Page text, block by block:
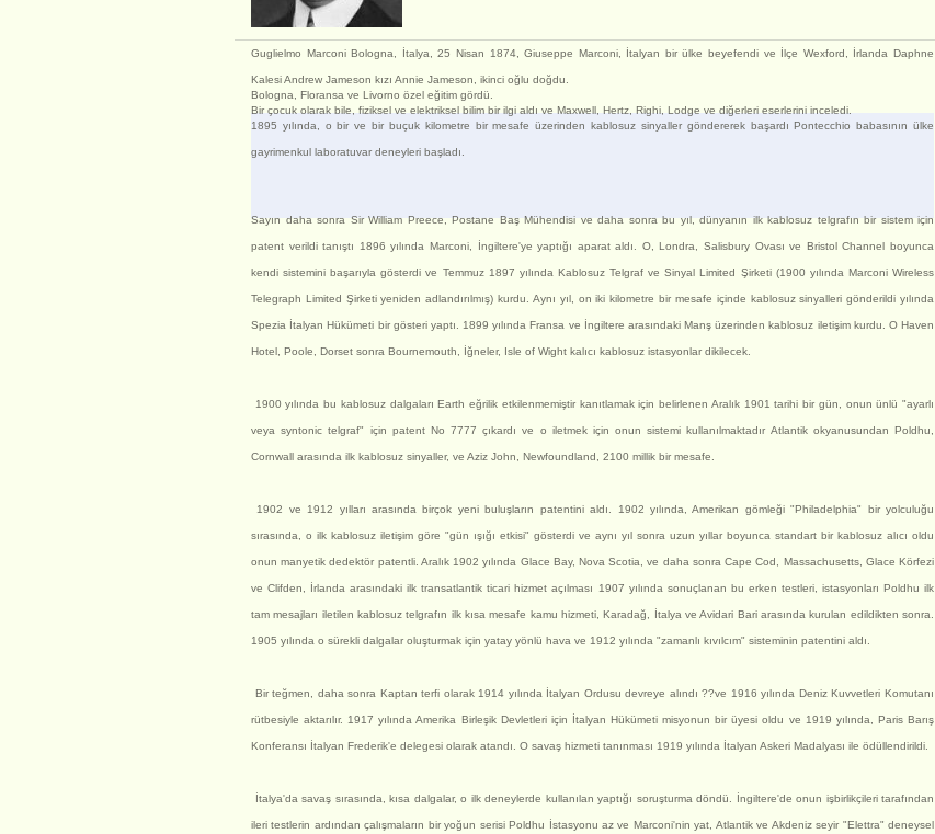
Guglielmo Marconi Bologna, İtalya, 25 Nisan 1874, Giuseppe Marconi, İtalyan bir ülke beyefendi ve İlçe Wexford, İrlanda Daphne
Kalesi Andrew Jameson kızı Annie Jameson, ikinci oğlu doğdu.
Bologna, Floransa ve Livorno özel eğitim gördü.
Bir çocuk olarak bile, fiziksel ve elektriksel bilim bir ilgi aldı ve Maxwell, Hertz, Righi, Lodge ve diğerleri eserlerini inceledi.
1895 yılında, o bir ve bir buçuk kilometre bir mesafe üzerinden kablosuz sinyaller göndererek başardı Pontecchio babasının ülke
gayrimenkul laboratuvar deneyleri başladı.
Sayın daha sonra Sir William Preece, Postane Baş Mühendisi ve daha sonra bu yıl, dünyanın ilk kablosuz telgrafın bir sistem için
patent verildi tanıştı 1896 yılında Marconi, İngiltere'ye yaptığı aparat aldı. O, Londra, Salisbury Ovası ve Bristol Channel boyunca
kendi sistemini başarıyla gösterdi ve Temmuz 1897 yılında Kablosuz Telgraf ve Sinyal Limited Şirketi (1900 yılında Marconi Wireless
Telegraph Limited Şirketi yeniden adlandırılmış) kurdu. Aynı yıl, on iki kilometre bir mesafe içinde kablosuz sinyalleri gönderildi yılında
Spezia İtalyan Hükümeti bir gösteri yaptı. 1899 yılında Fransa ve İngiltere arasındaki Manş üzerinden kablosuz iletişim kurdu. O Haven
Hotel, Poole, Dorset sonra Bournemouth, İğneler, Isle of Wight kalıcı kablosuz istasyonlar dikilecek.
1900 yılında bu kablosuz dalgaları Earth eğrilik etkilenmemiştir kanıtlamak için belirlenen Aralık 1901 tarihi bir gün, onun ünlü "ayarlı
veya syntonic telgraf" için patent No 7777 çıkardı ve o iletmek için onun sistemi kullanılmaktadır Atlantik okyanusundan Poldhu,
Cornwall arasında ilk kablosuz sinyaller, ve Aziz John, Newfoundland, 2100 millik bir mesafe.
1902 ve 1912 yılları arasında birçok yeni buluşların patentini aldı. 1902 yılında, Amerikan gömleği "Philadelphia" bir yolculuğu
sırasında, o ilk kablosuz iletişim göre "gün ışığı etkisi" gösterdi ve aynı yıl sonra uzun yıllar boyunca standart bir kablosuz alıcı oldu
onun manyetik dedektör patentli. Aralık 1902 yılında Glace Bay, Nova Scotia, ve daha sonra Cape Cod, Massachusetts, Glace Körfezi
ve Clifden, İrlanda arasındaki ilk transatlantik ticari hizmet açılması 1907 yılında sonuçlanan bu erken testleri, istasyonları Poldhu ilk
tam mesajları iletilen kablosuz telgrafın ilk kısa mesafe kamu hizmeti, Karadağ, İtalya ve Avidari Bari arasında kurulan edildikten sonra.
1905 yılında o sürekli dalgalar oluşturmak için yatay yönlü hava ve 1912 yılında "zamanlı kıvılcım" sisteminin patentini aldı.
Bir teğmen, daha sonra Kaptan terfi olarak 1914 yılında İtalyan Ordusu devreye alındı ??ve 1916 yılında Deniz Kuvvetleri Komutanı
rütbesiyle aktarılır. 1917 yılında Amerika Birleşik Devletleri için İtalyan Hükümeti misyonun bir üyesi oldu ve 1919 yılında, Paris Barış
Konferansı İtalyan Frederik'e delegesi olarak atandı. O savaş hizmeti tanınması 1919 yılında İtalyan Askeri Madalyası ile ödüllendirildi.
İtalya'da savaş sırasında, kısa dalgalar, o ilk deneylerde kullanılan yaptığı soruşturma döndü. İngiltere'de onun işbirlikçileri tarafından
ileri testlerin ardından çalışmaların bir yoğun serisi Poldhu İstasyonu az ve Marconi'nin yat, Atlantik ve Akdeniz seyir "Elettra" deneysel